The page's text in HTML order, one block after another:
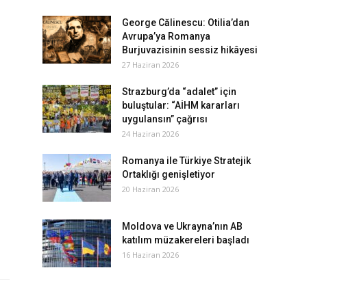
George Călinescu: Otilia’dan
Avrupa’ya Romanya
Burjuvazisinin sessiz hikâyesi
27 Haziran 2026
Strazburg’da “adalet” için
buluştular: “AİHM kararları
uygulansın” çağrısı
24 Haziran 2026
Romanya ile Türkiye Stratejik
Ortaklığı genişletiyor
20 Haziran 2026
Moldova ve Ukrayna’nın AB
katılım müzakereleri başladı
16 Haziran 2026